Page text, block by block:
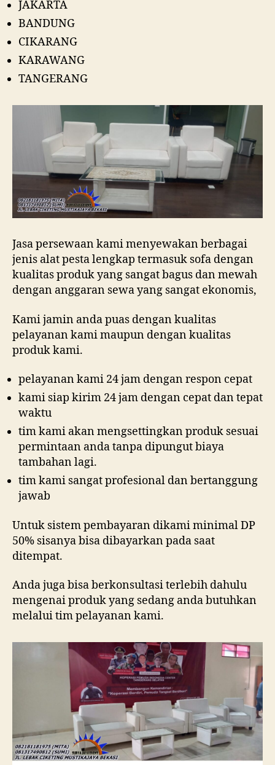
JAKARTA
BANDUNG
CIKARANG
KARAWANG
TANGERANG
Jasa persewaan kami menyewakan berbagai
jenis alat pesta lengkap termasuk sofa dengan
kualitas produk yang sangat bagus dan mewah
dengan anggaran sewa yang sangat ekonomis,
Kami jamin anda puas dengan kualitas
pelayanan kami maupun dengan kualitas
produk kami.
pelayanan kami 24 jam dengan respon cepat
kami siap kirim 24 jam dengan cepat dan tepat
waktu
tim kami akan mengsettingkan produk sesuai
permintaan anda tanpa dipungut biaya
tambahan lagi.
tim kami sangat profesional dan bertanggung
jawab
Untuk sistem pembayaran dikami minimal DP
50% sisanya bisa dibayarkan pada saat
ditempat.
Anda juga bisa berkonsultasi terlebih dahulu
mengenai produk yang sedang anda butuhkan
melalui tim pelayanan kami.